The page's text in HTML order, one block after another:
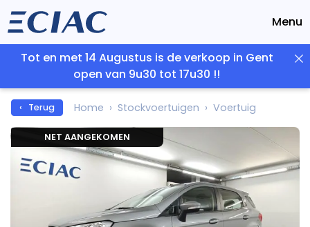
Menu
Tot en met 14 Augustus is de verkoop in Gent
open van 9u30 tot 17u30 !!
‹ Terug Home Stockvoertuigen Voertuig
NET AANGEKOMEN